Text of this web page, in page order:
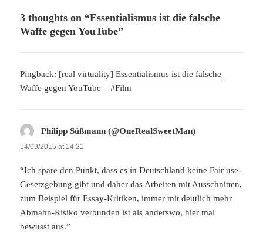
3 thoughts on “Essentialismus ist die falsche
Waffe gegen YouTube”
Pingback: [real virtuality] Essentialismus ist die falsche
Waffe gegen YouTube – #Film
Philipp Süßmann (@OneRealSweetMan)
14/09/2015 at 14:21
“Ich spare den Punkt, dass es in Deutschland keine Fair use-
Gesetzgebung gibt und daher das Arbeiten mit Ausschnitten,
zum Beispiel für Essay-Kritiken, immer mit deutlich mehr
Abmahn-Risiko verbunden ist als anderswo, hier mal
bewusst aus.”